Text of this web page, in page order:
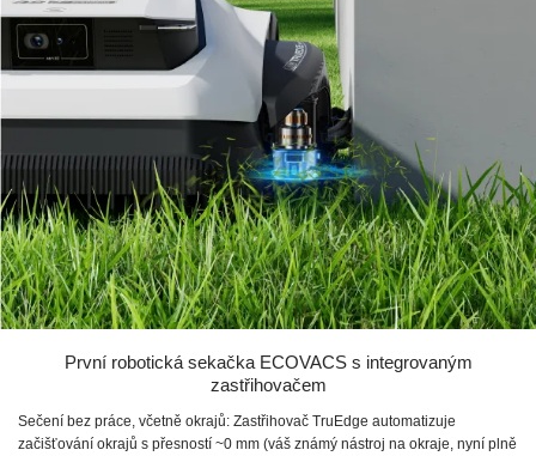
První robotická sekačka ECOVACS s integrovaným
zastřihovačem
Sečení bez práce, včetně okrajů: Zastřihovač TruEdge automatizuje
začišťování okrajů s přesností ~0 mm (váš známý nástroj na okraje, nyní plně